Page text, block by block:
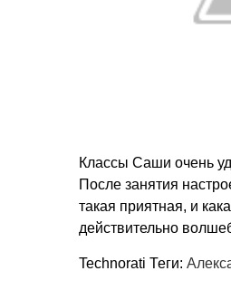
Классы Саши очень
После занятия
такая приятная, и
действительно
Technorati Теги: